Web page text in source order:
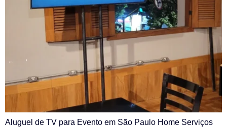
Aluguel de TV para Evento em São Paulo Home Serviços